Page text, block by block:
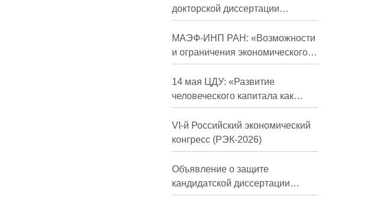
докторской диссертации
Кузнецова Михаила
Евгеньевича
МАЭФ-ИНП РАН: «Возможности
и ограничения экономического
развития России в средне- и
долгосрочной перспективе»
14 мая ЦДУ: «Развитие
человеческого капитала как
фактор экономического роста»
VI-й Российский экономический
конгресс (РЭК-2026)
Объявление о защите
кандидатской диссертации
Трындиной Николь Сергеевны